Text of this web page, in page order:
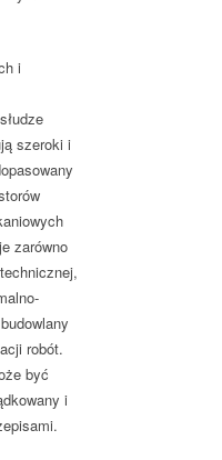
i
szeroki i
zarówno
robót.
być
i